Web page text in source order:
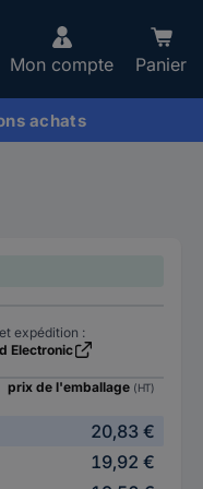
Mon compte Panier
achats
expédition :
Electronic
prix de l'emballage (HT)
20,83 €
19,92 €